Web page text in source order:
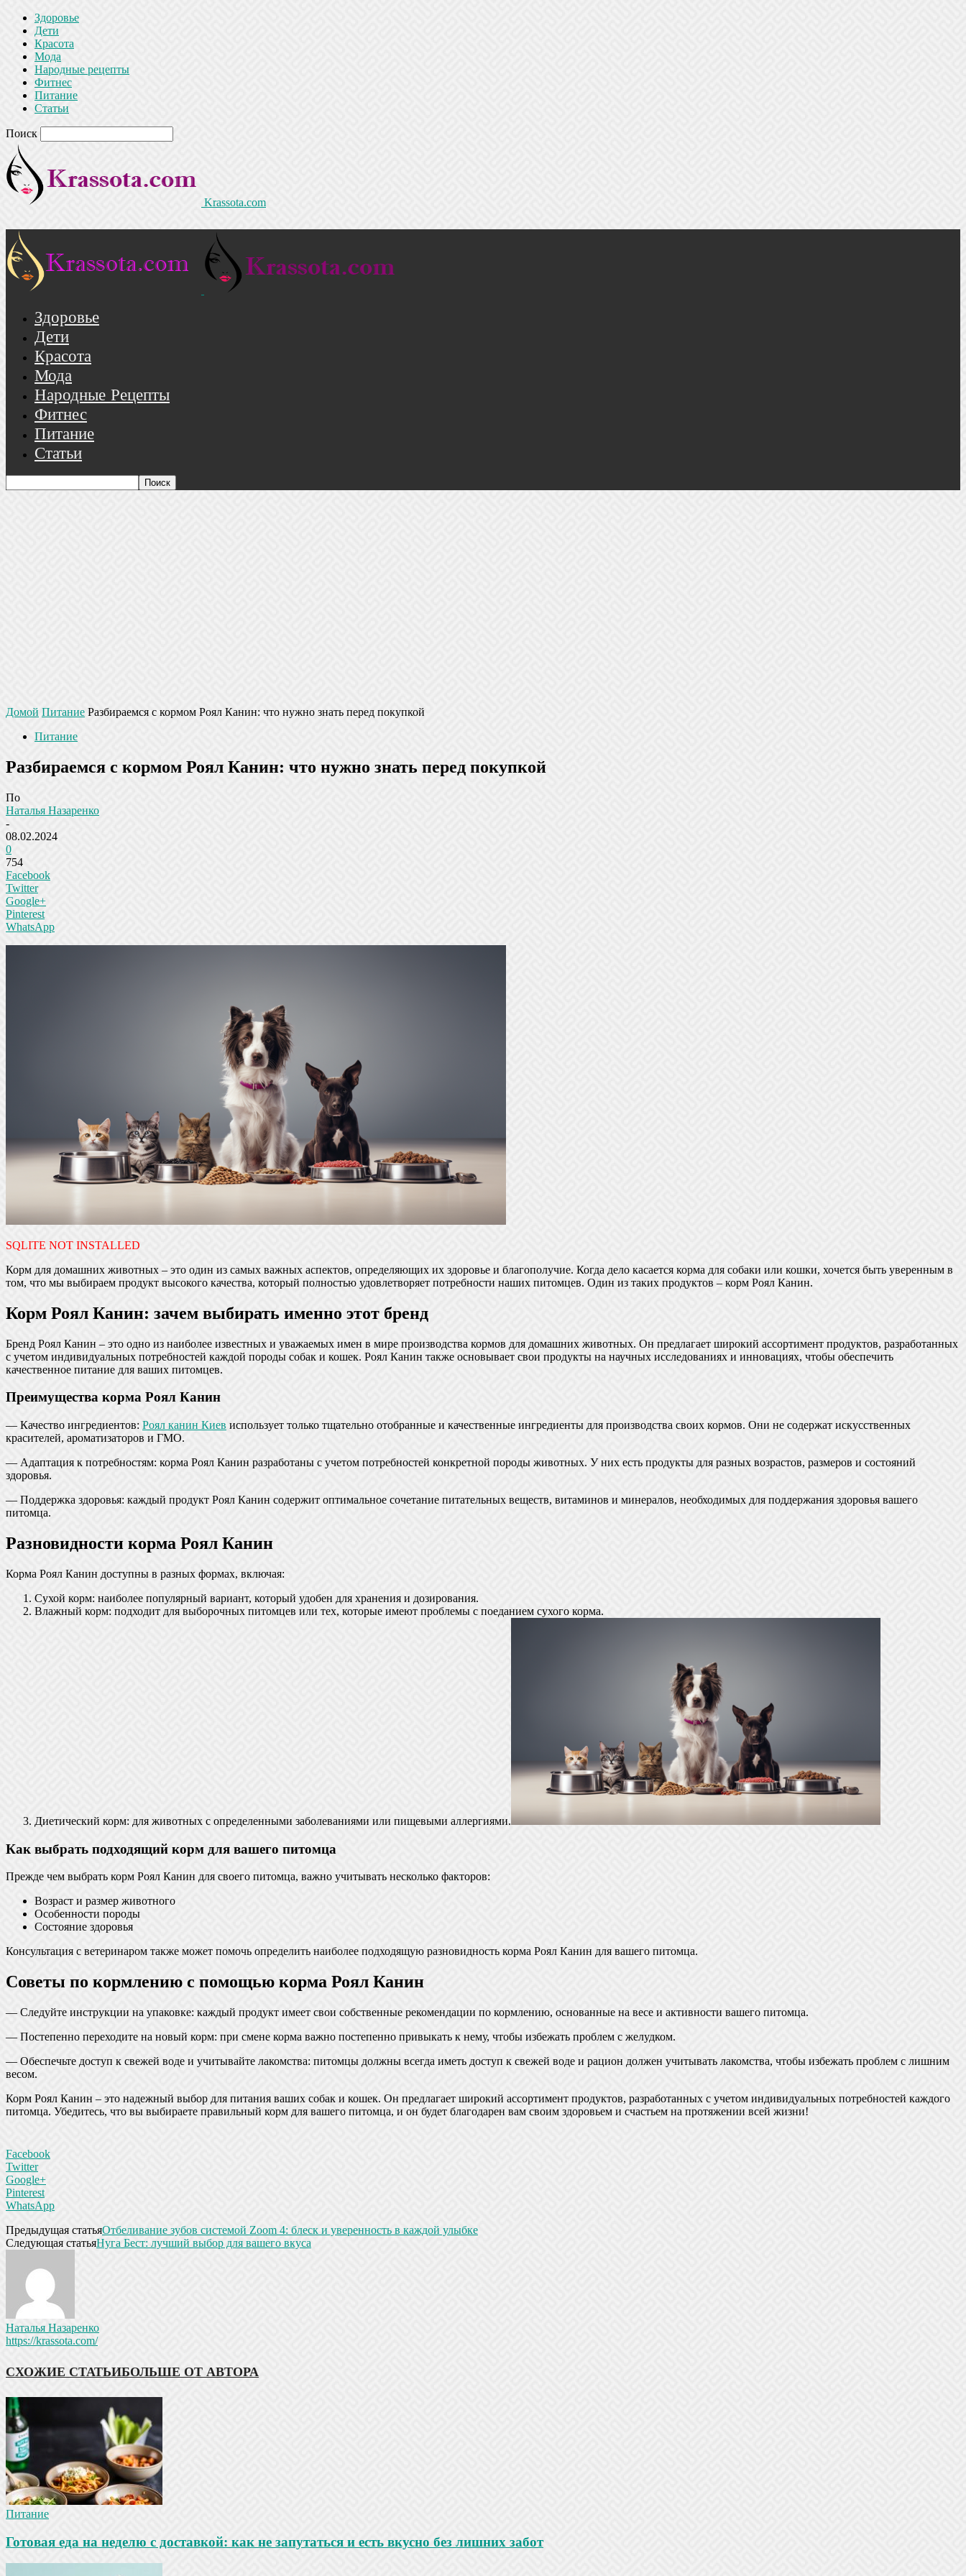
Здоровье
Дети
Красота
Мода
Народные рецепты
Фитнес
Питание
Статьи
Поиск
Krassota.com
Здоровье
Дети
Красота
Мода
Народные Рецепты
Фитнес
Питание
Статьи
Домой Питание Разбираемся с кормом Роял Канин: что нужно знать перед покупкой
Питание
Разбираемся с кормом Роял Канин: что нужно знать перед покупкой
По
Наталья Назаренко
-
08.02.2024
0
754
Facebook
Twitter
Google+
Pinterest
WhatsApp
SQLITE NOT INSTALLED
Корм для домашних животных – это один из самых важных аспектов, определяющих их здоровье и благополучие. Когда дело касается корма для собаки или кошки, хочется быть уверенным в
том, что мы выбираем продукт высокого качества, который полностью удовлетворяет потребности наших питомцев. Один из таких продуктов – корм Роял Канин.
Корм Роял Канин: зачем выбирать именно этот бренд
Бренд Роял Канин – это одно из наиболее известных и уважаемых имен в мире производства кормов для домашних животных. Он предлагает широкий ассортимент продуктов, разработанных
с учетом индивидуальных потребностей каждой породы собак и кошек. Роял Канин также основывает свои продукты на научных исследованиях и инновациях, чтобы обеспечить
качественное питание для ваших питомцев.
Преимущества корма Роял Канин
— Качество ингредиентов: Роял канин Киев использует только тщательно отобранные и качественные ингредиенты для производства своих кормов. Они не содержат искусственных
красителей, ароматизаторов и ГМО.
— Адаптация к потребностям: корма Роял Канин разработаны с учетом потребностей конкретной породы животных. У них есть продукты для разных возрастов, размеров и состояний
здоровья.
— Поддержка здоровья: каждый продукт Роял Канин содержит оптимальное сочетание питательных веществ, витаминов и минералов, необходимых для поддержания здоровья вашего
питомца.
Разновидности корма Роял Канин
Корма Роял Канин доступны в разных формах, включая:
Сухой корм: наиболее популярный вариант, который удобен для хранения и дозирования.
Влажный корм: подходит для выборочных питомцев или тех, которые имеют проблемы с поеданием сухого корма.
Диетический корм: для животных с определенными заболеваниями или пищевыми аллергиями.
Как выбрать подходящий корм для вашего питомца
Прежде чем выбрать корм Роял Канин для своего питомца, важно учитывать несколько факторов:
Возраст и размер животного
Особенности породы
Состояние здоровья
Консультация с ветеринаром также может помочь определить наиболее подходящую разновидность корма Роял Канин для вашего питомца.
Советы по кормлению с помощью корма Роял Канин
— Следуйте инструкции на упаковке: каждый продукт имеет свои собственные рекомендации по кормлению, основанные на весе и активности вашего питомца.
— Постепенно переходите на новый корм: при смене корма важно постепенно привыкать к нему, чтобы избежать проблем с желудком.
— Обеспечьте доступ к свежей воде и учитывайте лакомства: питомцы должны всегда иметь доступ к свежей воде и рацион должен учитывать лакомства, чтобы избежать проблем с лишним
весом.
Корм Роял Канин – это надежный выбор для питания ваших собак и кошек. Он предлагает широкий ассортимент продуктов, разработанных с учетом индивидуальных потребностей каждого
питомца. Убедитесь, что вы выбираете правильный корм для вашего питомца, и он будет благодарен вам своим здоровьем и счастьем на протяжении всей жизни!
Facebook
Twitter
Google+
Pinterest
WhatsApp
Предыдущая статьяОтбеливание зубов системой Zoom 4: блеск и уверенность в каждой улыбке
Следующая статьяНуга Бест: лучший выбор для вашего вкуса
Наталья Назаренко
https://krassota.com/
СХОЖИЕ СТАТЬИБОЛЬШЕ ОТ АВТОРА
Питание
Готовая еда на неделю с доставкой: как не запутаться и есть вкусно без лишних забот